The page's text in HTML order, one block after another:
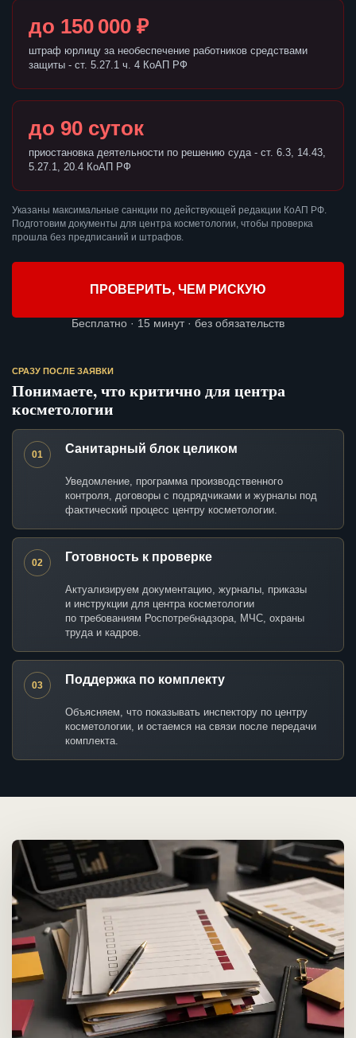
до 150 000 ₽
штраф юрлицу за необеспечение работников средствами
защиты - ст. 5.27.1 ч. 4 КоАП РФ
до 90 суток
приостановка деятельности по решению суда - ст. 6.3, 14.43,
5.27.1, 20.4 КоАП РФ
Указаны максимальные санкции по действующей редакции КоАП РФ.
Подготовим документы для центра косметологии, чтобы проверка
прошла без предписаний и штрафов.
ПРОВЕРИТЬ, ЧЕМ РИСКУЮ
Бесплатно · 15 минут · без обязательств
СРАЗУ ПОСЛЕ ЗАЯВКИ
Понимаете, что критично для центра
косметологии
01 Санитарный блок целиком
Уведомление, программа производственного
контроля, договоры с подрядчиками и журналы под
фактический процесс центру косметологии.
02 Готовность к проверке
Актуализируем документацию, журналы, приказы
и инструкции для центра косметологии
по требованиям Роспотребнадзора, МЧС, охраны
труда и кадров.
03 Поддержка по комплекту
Объясняем, что показывать инспектору по центру
косметологии, и остаемся на связи после передачи
комплекта.